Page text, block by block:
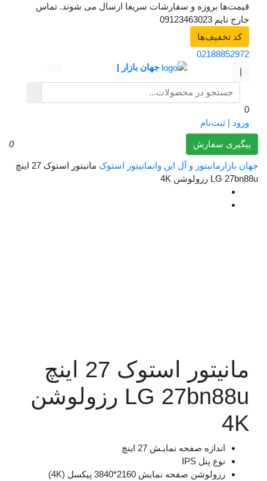
و سفارشات سریعا ارسال می شوند. تماس
جهان بازار |
و آل این وانمانیتور استوک
مانیتور استوک 27 اینچ
مانیتور استوک 27 اینچ
LG 27bn88u رزولوشن
صفحه نمایـش 27 اینچ
IPS
صفحه نمایش 2160*3840 پیکسل (4K)